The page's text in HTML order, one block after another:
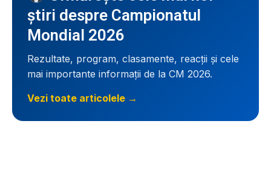
știri despre Campionatul
Mondial 2026
Rezultate, program, clasamente, reacții și cele
mai importante informații de la CM 2026.
Vezi toate articolele →